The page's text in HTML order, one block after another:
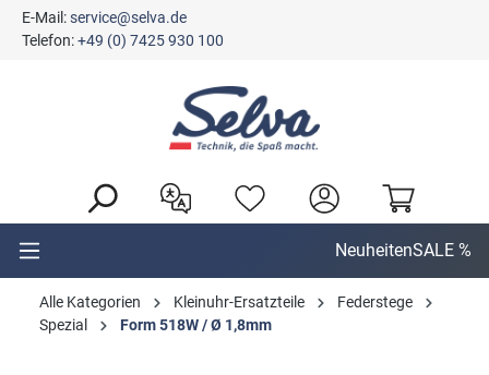
springen
E-Mail:service@selva.de
Telefon:+49 (0) 7425 930 100
NeuheitenSALE %
Alle Kategorien Kleinuhr-Ersatzteile
Federstege
Spezial
Form 518W / Ø 1,8mm